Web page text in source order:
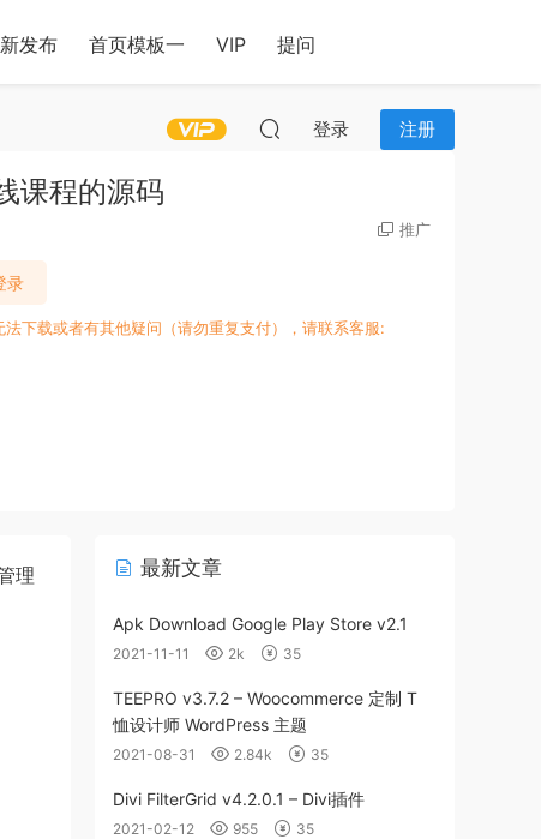
发布 首页模板一 VIP 提问
登录 注册
课程的源码
推广
录
下载或者有其他疑问（请勿重复支付），请联系客服:
理
最新文章
Apk Download Google Play Store v2.1
2021-11-11 2k 35
TEEPRO v3.7.2 – Woocommerce 定制 T
恤设计师 WordPress 主题
2021-08-31 2.84k 35
Divi FilterGrid v4.2.0.1 – Divi插件
2021-02-12 955 35